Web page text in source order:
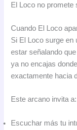
El Loco no promete
Cuando El Loco
Si El Loco surge en
estar señalando
ya no encajas
exactamente hacia
Este arcano invita a:
Escuchar más tu